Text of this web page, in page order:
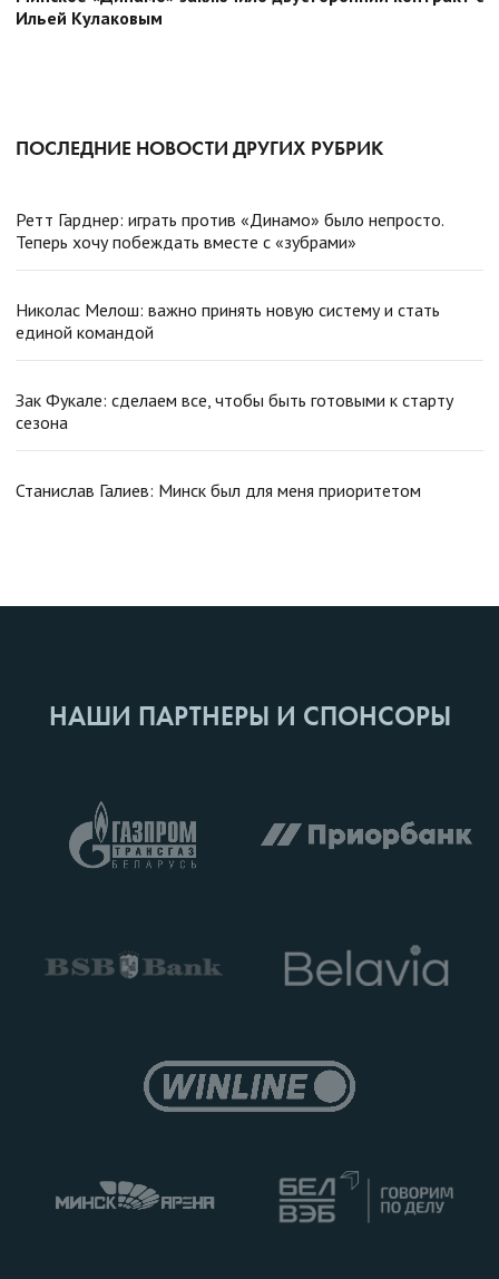
Ильей Кулаковым
ПОСЛЕДНИЕ НОВОСТИ ДРУГИХ РУБРИК
Ретт Гарднер: играть против «Динамо» было непросто.
Теперь хочу побеждать вместе с «зубрами»
Николас Мелош: важно принять новую систему и стать
единой командой
Зак Фукале: сделаем все, чтобы быть готовыми к старту
сезона
Станислав Галиев: Минск был для меня приоритетом
НАШИ ПАРТНЕРЫ И СПОНСОРЫ